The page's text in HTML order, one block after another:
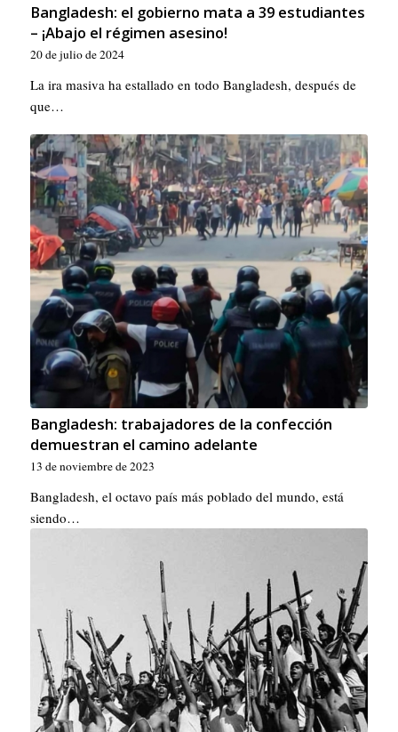
Bangladesh: el gobierno mata a 39 estudiantes
– ¡Abajo el régimen asesino!
20 de julio de 2024
La ira masiva ha estallado en todo Bangladesh, después de
que…
Bangladesh: trabajadores de la confección
demuestran el camino adelante
13 de noviembre de 2023
Bangladesh, el octavo país más poblado del mundo, está
siendo…